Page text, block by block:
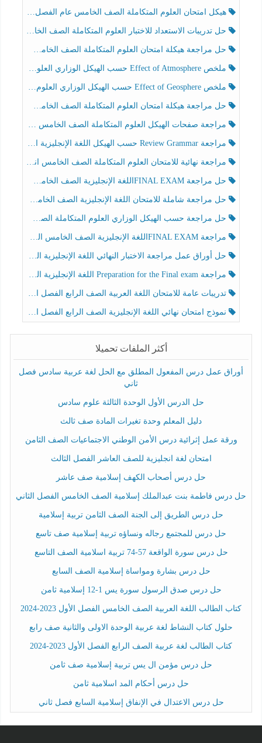
هيكل امتحان العلوم المتكاملة الصف الخامس عام الفصل الدراسي الثالث 2025-2026
حل تدريبات الاستعداد للاختبار العلوم المتكاملة الصف الخامس عام الفصل الثالث
حل مراجعة هيكلة امتحان العلوم المتكاملة الصف الخامس انسبير الفصل الثالث
ملخص Effect of Atmosphere حسب الهيكل الوزاري العلوم المتكاملة الصف الخامس انسبير الفصل الثالث
ملخص Effect of Geosphere حسب الهيكل الوزاري العلوم المتكاملة الصف الخامس انسبير الفصل الثالث
حل مراجعة هيكلة امتحان العلوم المتكاملة الصف الخامس عام الفصل الثالث
مراجعة صفحات الهيكل العلوم المتكاملة الصف الخامس انسبير الفصل الثالث
مراجعة Review Grammar حسب الهيكل اللغة الإنجليزية الصف الخامس الفصل الثالث
مراجعة نهائية للامتحان العلوم المتكاملة الصف الخامس انسبير الفصل الثالث
حل مراجعة FINAL EXAMاللغة الإنجليزية الصف الخامس الفصل الثالث
حل مراجعة شاملة للامتحان اللغة الإنجليزية الصف الخامس الفصل الثالث
حل مراجعة حسب الهيكل الوزاري العلوم المتكاملة الصف الخامس عام الفصل الثالث
مراجعة FINAL EXAMاللغة الإنجليزية الصف الخامس الفصل الثالث
حل أوراق عمل مراجعة الاختبار النهائي اللغة الإنجليزية الصف الرابع الفصل الثالث
مراجعة Preparation for the Final exam اللغة الإنجليزية الصف الرابع الفصل الثالث
تدريبات عامة للامتحان اللغة العربية الصف الرابع الفصل الثالث
نموذج امتحان نهائي اللغة الإنجليزية الصف الرابع الفصل الثالث
أكثر الملفات تحميلا
أوراق عمل درس المفعول المطلق مع الحل لغة عربية سادس فصل
ثاني
حل الدرس الأول الوحدة الثالثة علوم سادس
دليل المعلم وحدة تغيرات المادة صف ثالث
ورقة عمل إثرائية درس الأمن الوطني الاجتماعيات الصف الثامن
امتحان لغة انجليزية للصف العاشر الفصل الثالث
حل درس أصحاب الكهف إسلامية صف عاشر
حل درس فاطمة بنت عبدالملك إسلامية الصف الخامس الفصل الثاني
حل درس الطريق إلى الجنة الصف الثامن تربية إسلامية
حل درس للمجتمع رجاله ونساؤه تربية إسلامية صف تاسع
حل درس سورة الواقعة 57-74 تربية اسلامية الصف التاسع
حل درس بشارة ومواساة إسلامية الصف السابع
حل درس صدق الرسول سورة يس 1-12 إسلامية ثامن
كتاب الطالب اللغة العربية الصف الخامس الفصل الأول 2023-2024
حلول كتاب النشاط لغة عربية الوحدة الاولى والثانية صف رابع
كتاب الطالب لغة عربية الصف الرابع الفصل الأول 2023-2024
حل درس مؤمن ال يس تربية إسلامية صف ثامن
حل درس أحكام المد اسلامية ثامن
حل درس الاعتدال في الإنفاق إسلامية السابع فصل ثاني